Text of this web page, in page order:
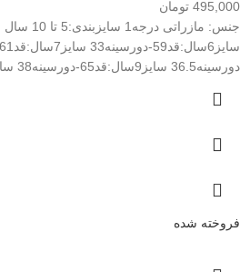
495,000 تومان
دورسینه36.5 سایز9سال:قد65-دورسینه38 سایز10سال:قد67-دورسینه39.5
فروخته شده